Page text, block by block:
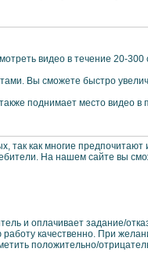
видео в течение 20-300
Вы сможете быстро
поднимает место видео в
так как многие
На нашем сайте вы
и оплачивает задание/
качественно. При
положительно/